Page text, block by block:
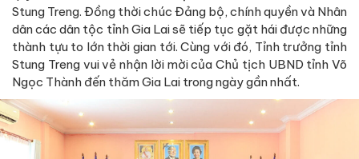
Stung Treng. Đồng thời chúc Đảng bộ, chính quyền và Nhân
dân các dân tộc tỉnh Gia Lai sẽ tiếp tục gặt hái được những
thành tựu to lớn thời gian tới. Cùng với đó, Tỉnh trưởng tỉnh
Stung Treng vui vẻ nhận lời mời của Chủ tịch UBND tỉnh Võ
Ngọc Thành đến thăm Gia Lai trong ngày gần nhất.